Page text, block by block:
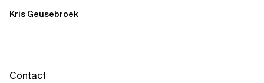
Kris Geusebroek
Contact